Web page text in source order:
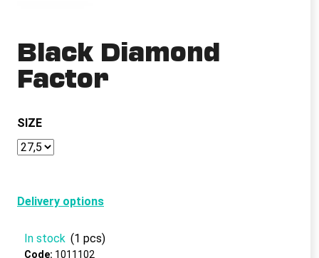
Black Diamond
Factor
SIZE
Delivery options
In stock (1 pcs)
Code: 1011102
g
f
o
?